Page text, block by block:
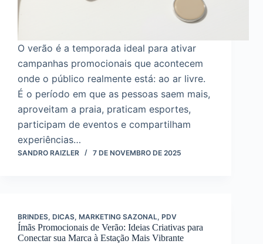
O verão é a temporada ideal para ativar
campanhas promocionais que acontecem
onde o público realmente está: ao ar livre.
É o período em que as pessoas saem mais,
aproveitam a praia, praticam esportes,
participam de eventos e compartilham
experiências…
SANDRO RAIZLER 7 DE NOVEMBRO DE 2025
BRINDES, DICAS, MARKETING SAZONAL, PDV
Ímãs Promocionais de Verão: Ideias Criativas para
Conectar sua Marca à Estação Mais Vibrante